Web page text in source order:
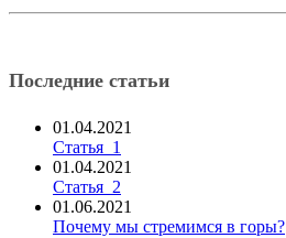
Последние статьи
01.04.2021
Статья_1
01.04.2021
Статья_2
01.06.2021
Почему мы стремимся в горы?